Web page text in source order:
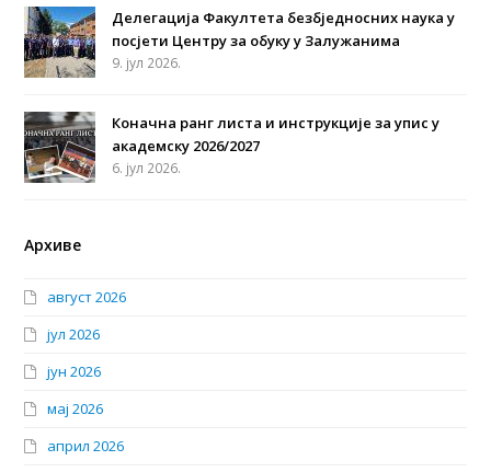
Делегација Факултета безбједносних наука у
посјети Центру за обуку у Залужанима
9. јул 2026.
Коначна ранг листа и инструкције за упис у
академску 2026/2027
6. јул 2026.
Архиве
август 2026
јул 2026
јун 2026
мај 2026
април 2026